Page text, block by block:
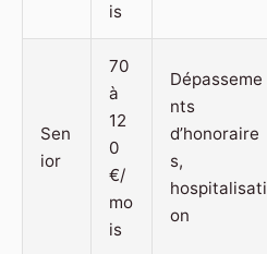
is
Sen
ior
70
à
12
0
€/
mo
is
Dépasseme
nts
d’honoraire
s,
hospitalisati
on